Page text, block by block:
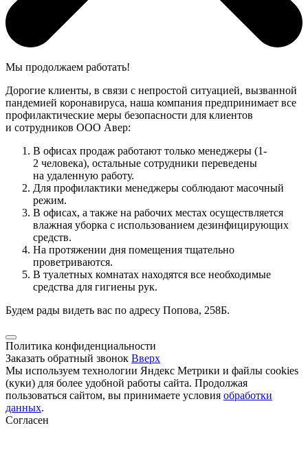
Мы продолжаем работать!
Дорогие клиенты, в связи с непростой ситуацией, вызванной
пандемией коронавируса, наша компания предпринимает все
профилактические меры безопасности для клиентов
и сотрудников ООО Авер:
В офисах продаж работают только менеджеры (1-
2 человека), остальные сотрудники переведены
на удаленную работу.
Для профилактики менеджеры соблюдают масочный
режим.
В офисах, а также на рабочих местах осуществляется
влажная уборка с использованием дезинфицирующих
средств.
На протяжении дня помещения тщательно
проветриваются.
В туалетных комнатах находятся все необходимые
средства для гигиены рук.
Будем рады видеть вас по адресу Попова, 258Б.
Политика конфиденциальности
Заказать обратный звонок Вверх
Мы используем технологии Яндекс Метрики и файлы cookies
(куки) для более удобной работы сайта. Продолжая
пользоваться сайтом, вы принимаете условия обработки
данных.
Согласен